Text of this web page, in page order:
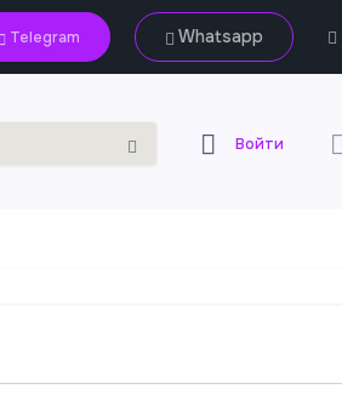
Telegram Whatsapp
Войти